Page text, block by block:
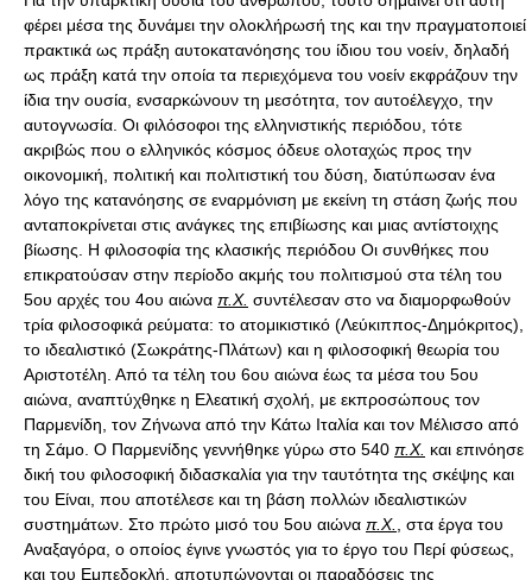
π.Χ. συντέλεσαν στο να διαμορφωθούν
τρία φιλοσοφικά ρεύματα: το ατομικιστικό (Λεύκιππος-Δημόκριτος),
το ιδεαλιστικό (Σωκράτης-Πλάτων) και η φιλοσοφική θεωρία του
Αριστοτέλη. Από τα τέλη του 6ου αιώνα έως τα μέσα του 5ου
αιώνα, αναπτύχθηκε η Ελεατική σχολή, με εκπροσώπους τον
Παρμενίδη, τον Ζήνωνα από την Κάτω Ιταλία και τον Μέλισσο από
τη Σάμο. Ο Παρμενίδης γεννήθηκε γύρω στο 540 π.Χ. και επινόησε
δική του φιλοσοφική διδασκαλία για την ταυτότητα της σκέψης και
του Είναι, που αποτέλεσε και τη βάση πολλών ιδεαλιστικών
συστημάτων. Στο πρώτο μισό του 5ου αιώνα π.Χ.
, στα έργα του
Αναξαγόρα, ο οποίος έγινε γνωστός για το έργο του Περί φύσεως,
και του Εμπεδοκλή, αποτυπώνονται οι παραδόσεις της